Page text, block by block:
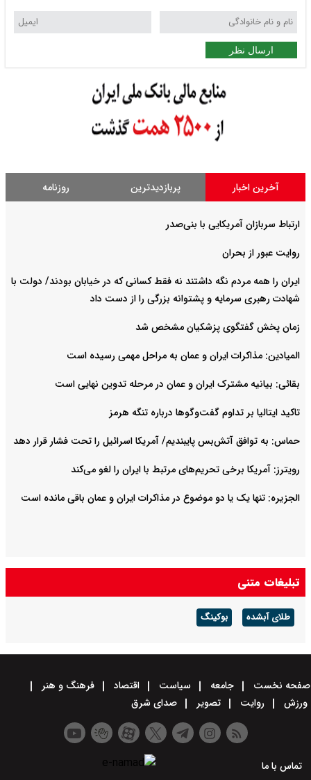
ارسال نظر
آخرین اخبار پربازدیدترین روزنامه
ارتباط سربازان آمریکایی با بنی‌صدر
روایت عبور از بحران
ایران را همه مردم نگه داشتند نه فقط کسانی که در خیابان بودند/ دولت با
شهادت رهبری سرمایه و پشتوانه بزرگی را از دست داد
زمان پخش گفتگوی پزشکیان مشخص شد
المیادین: مذاکرات ایران و عمان به مراحل مهمی رسیده است
بقائی: بیانیه مشترک ایران و عمان در مرحله تدوین نهایی است
تاکید ایتالیا بر تداوم گفت‌وگوها درباره تنگه هرمز
حماس: به توافق آتش‌بس پایبندیم/ آمریکا اسرائیل را تحت فشار قرار دهد
رویترز: آمریکا برخی تحریم‌های مرتبط با ایران را لغو می‌کند
الجزیره: تنها یک یا دو موضوع در مذاکرات ایران و عمان باقی مانده است
تبلیغات متنی
طلای آبشده بوکینگ
صفحه نخست جامعه سیاست اقتصاد
فرهنگ و هنر
ورزش
روایت تصویر صدای شرق
تماس با ما